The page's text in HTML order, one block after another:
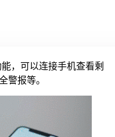
，可以连接手机查看剩
警报等。